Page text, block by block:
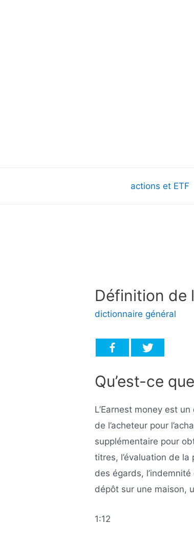
actions et ETF
Définition de
dictionnaire général
Qu’est-ce
L’Earnest money est
de l’acheteur pour
supplémentaire pour
titres, l’évaluation de
des égards,
dépôt sur une maison,
1:12